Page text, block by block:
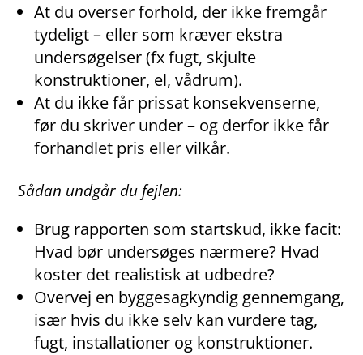
At du overser forhold, der ikke fremgår
tydeligt – eller som kræver ekstra
undersøgelser (fx fugt, skjulte
konstruktioner, el, vådrum).
At du ikke får prissat konsekvenserne,
før du skriver under – og derfor ikke får
forhandlet pris eller vilkår.
Sådan undgår du fejlen:
Brug rapporten som startskud, ikke facit:
Hvad bør undersøges nærmere? Hvad
koster det realistisk at udbedre?
Overvej en byggesagkyndig gennemgang,
især hvis du ikke selv kan vurdere tag,
fugt, installationer og konstruktioner.